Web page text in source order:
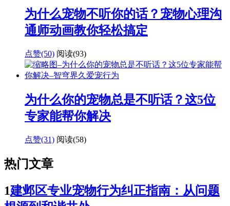
为什么宠物不听你的话？宠物心理沟
通师动画教你轻松搞定
点赞(50) 阅读(93)
为什么你的宠物总是不听话？这5位
专家能帮你解决
点赞(31) 阅读(58)
热门文章
1建邺区专业宠物行为纠正指南：从问题